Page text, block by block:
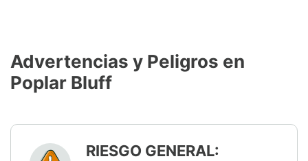
Advertencias y Peligros en
Poplar Bluff
RIESGO GENERAL: